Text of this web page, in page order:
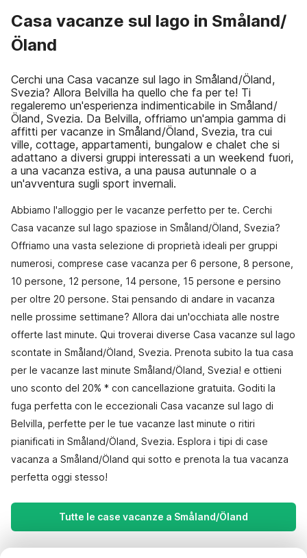
Casa vacanze sul lago in Småland/
Öland
Cerchi una Casa vacanze sul lago in Småland/Öland,
Svezia? Allora Belvilla ha quello che fa per te! Ti
regaleremo un'esperienza indimenticabile in Småland/
Öland, Svezia. Da Belvilla, offriamo un'ampia gamma di
affitti per vacanze in Småland/Öland, Svezia, tra cui
ville, cottage, appartamenti, bungalow e chalet che si
adattano a diversi gruppi interessati a un weekend fuori,
a una vacanza estiva, a una pausa autunnale o a
un'avventura sugli sport invernali.
Abbiamo l'alloggio per le vacanze perfetto per te. Cerchi
Casa vacanze sul lago spaziose in Småland/Öland, Svezia?
Offriamo una vasta selezione di proprietà ideali per gruppi
numerosi, comprese case vacanza per 6 persone, 8 persone,
10 persone, 12 persone, 14 persone, 15 persone e persino
per oltre 20 persone. Stai pensando di andare in vacanza
nelle prossime settimane? Allora dai un'occhiata alle nostre
offerte last minute. Qui troverai diverse Casa vacanze sul lago
scontate in Småland/Öland, Svezia. Prenota subito la tua casa
per le vacanze last minute Småland/Öland, Svezia! e ottieni
uno sconto del 20% * con cancellazione gratuita. Goditi la
fuga perfetta con le eccezionali Casa vacanze sul lago di
Belvilla, perfette per le tue vacanze last minute o ritiri
pianificati in Småland/Öland, Svezia. Esplora i tipi di case
vacanza a Småland/Öland qui sotto e prenota la tua vacanza
perfetta oggi stesso!
Tutte le case vacanze a Småland/Öland